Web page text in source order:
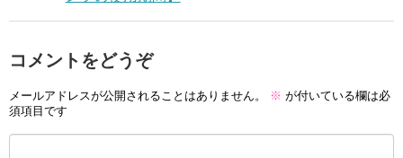
コメントをどうぞ
メールアドレスが公開されることはありません。 ※ が付いている欄は必
須項目です